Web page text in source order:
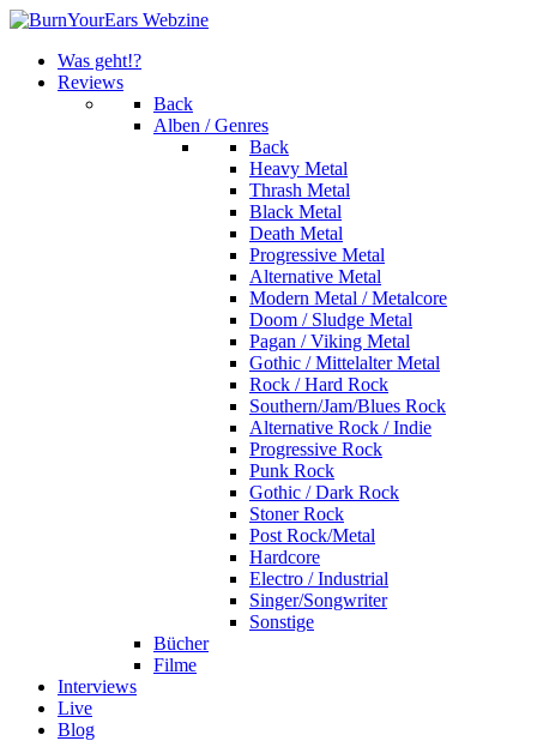
Was geht!?
Reviews
Back
Alben / Genres
Back
Heavy Metal
Thrash Metal
Black Metal
Death Metal
Progressive Metal
Alternative Metal
Modern Metal / Metalcore
Doom / Sludge Metal
Pagan / Viking Metal
Gothic / Mittelalter Metal
Rock / Hard Rock
Southern/Jam/Blues Rock
Alternative Rock / Indie
Progressive Rock
Punk Rock
Gothic / Dark Rock
Stoner Rock
Post Rock/Metal
Hardcore
Electro / Industrial
Singer/Songwriter
Sonstige
Bücher
Filme
Interviews
Live
Blog